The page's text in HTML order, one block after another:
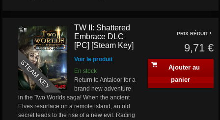
STEAM KEY
TW II: Shattered
Embrace DLC
[PC] [Steam Key]
Voir le produit
En stock
Return to Antaloor for a
brand new adventure
in the Two Worlds saga! When the ancient
Elves resurface on a remote island, an old
secret leads to the rise of a new evil. Racing
PRIX RÉDUIT !
9,71 €
Ajouter au
panier